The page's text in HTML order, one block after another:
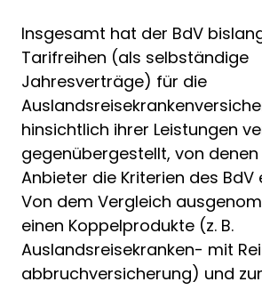
Insgesamt hat der BdV
Tarifreihen (als selbständige
Jahresverträge) für die
hinsichtlich ihrer Leistungen
gegenübergestellt, von
Anbieter die Kriterien des BdV
Von dem Vergleich
einen Koppelprodukte (z. B.
Auslandsreisekranken- mit
abbruchversicherung) und